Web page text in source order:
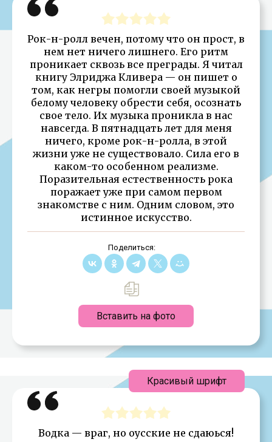
Рок-н-ролл вечен, потому что он прост, в
нем нет ничего лишнего. Его ритм
проникает сквозь все преграды. Я читал
книгу Элриджа Кливера — он пишет о
том, как негры помогли своей музыкой
белому человеку обрести себя, осознать
свое тело. Их музыка проникла в нас
навсегда. В пятнадцать лет для меня
ничего, кроме рок-н-ролла, в этой
жизни уже не существовало. Сила его в
каком-то особенном реализме.
Поразительная естественность рока
поражает уже при самом первом
знакомстве с ним. Одним словом, это
истинное искусство.
Поделиться:
Вставить на фото
Водка — враг, но оусские не сдаюься!
Красивый шрифт